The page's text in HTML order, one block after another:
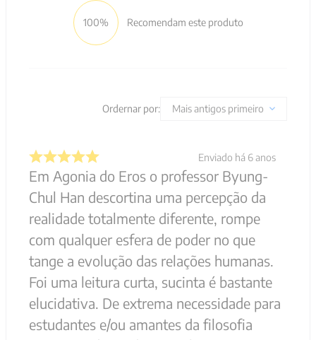
100% Recomendam este produto
Ordernar por: Mais antigos primeiro
Enviado há 6 anos
Em Agonia do Eros o professor Byung-
Chul Han descortina uma percepção da
realidade totalmente diferente, rompe
com qualquer esfera de poder no que
tange a evolução das relações humanas.
Foi uma leitura curta, sucinta é bastante
elucidativa. De extrema necessidade para
estudantes e/ou amantes da filosofia